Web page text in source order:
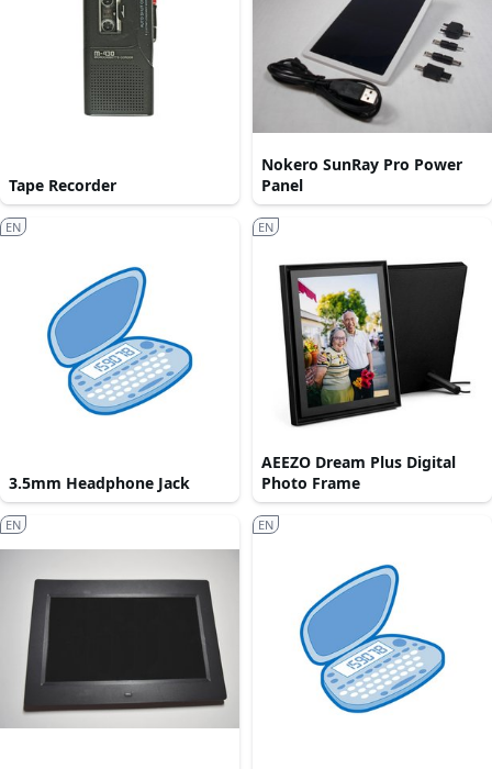
Tape Recorder
Nokero SunRay Pro Power
Panel
3.5mm Headphone Jack
EN
AEEZO Dream Plus Digital
Photo Frame
EN
EN EN